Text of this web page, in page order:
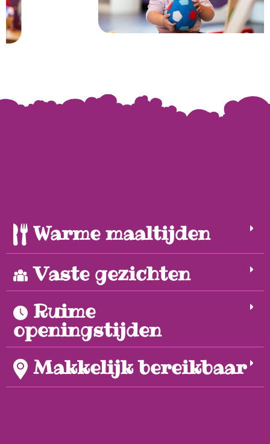
Warme maaltijden
Vaste gezichten
Ruime
openingstijden
Makkelijk bereikbaar